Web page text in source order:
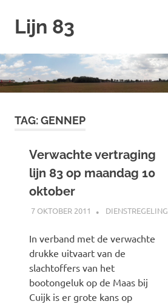
naar
inhoud
Lijn 83
TAG:GENNEP
Verwachte vertraging
lijn 83 op maandag 10
oktober
7 OKTOBER 2011 JOHAN
DIENSTREGELING
In verband met de verwachte
drukke uitvaart van de
slachtoffers van het
bootongeluk op de Maas bij
Cuijk is er grote kans op